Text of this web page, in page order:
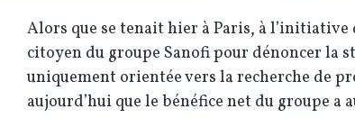
Alors que se tenait hier à Paris, à l’initiative
citoyen du groupe Sanofi pour dénoncer la
uniquement orientée vers la recherche de
aujourd’hui que le bénéfice net du groupe a